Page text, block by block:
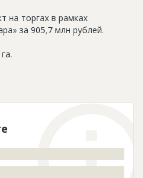
на торгах в рамках
за 905,7 млн рублей.